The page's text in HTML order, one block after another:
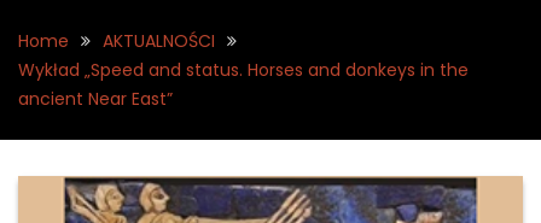
Home
AKTUALNOŚCI
Wykład „Speed and status. Horses and donkeys in the
ancient Near East”